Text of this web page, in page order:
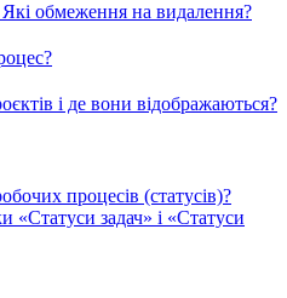
обмеження на видалення?
і де вони відображаються?
процесів (статусів)?
«Статуси задач» і «Статуси